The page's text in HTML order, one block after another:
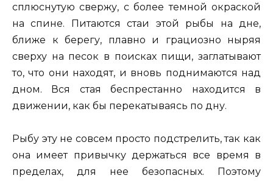
сплюснутую свержу, с более темной окраской
на спине. Питаются стаи этой рыбы на дне,
ближе к берегу, плавно и грациозно ныряя
сверху на песок в поисках пищи, заглатывают
то, что они находят, и вновь поднимаются над
дном. Вся стая беспрестанно находится в
движении, как бы перекатываясь по дну.
Рыбу эту не совсем просто подстрелить, так как
она имеет привычку держаться все время в
пределах, для нее безопасных. Поэтому